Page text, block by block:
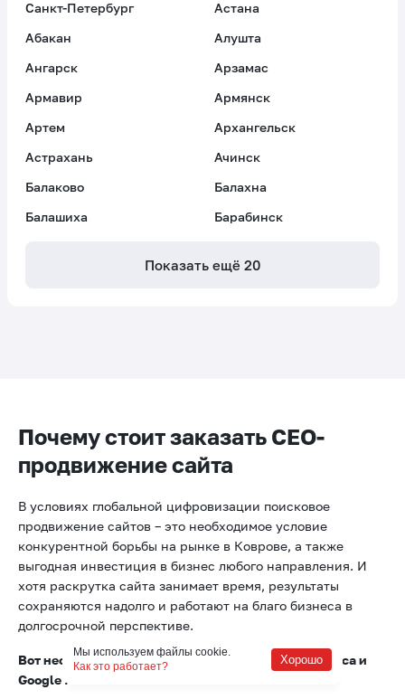
Санкт-Петербург
Астана
Абакан
Алушта
Ангарск
Арзамас
Армавир
Армянск
Артем
Архангельск
Астрахань
Ачинск
Балаково
Балахна
Балашиха
Барабинск
Показать ещё 20
Почему стоит заказать СЕО-
продвижение сайта
В условиях глобальной цифровизации поисковое
продвижение сайтов – это необходимое условие
конкурентной борьбы на рынке в Коврове, а также
выгодная инвестиция в бизнес любого направления. И
хотя раскрутка сайта занимает время, результаты
сохраняются надолго и работают на благо бизнеса в
долгосрочной перспективе.
Вот несколько фактов из жизни сайта в топе Яндекса и
Google :
Мы используем файлы cookie.
Как это работает?
Хорошо